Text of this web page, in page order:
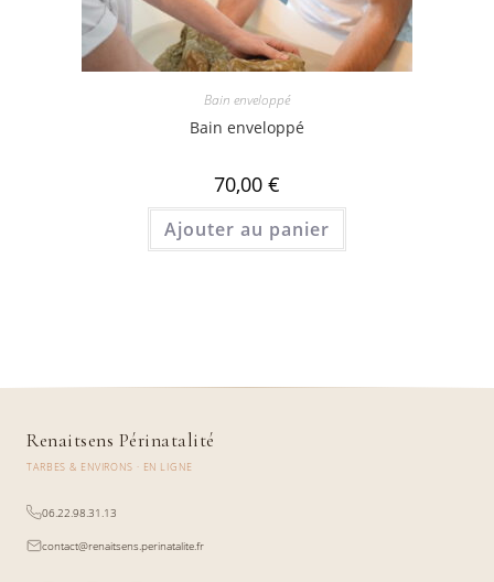
Bain enveloppé
Bain enveloppé
70,00 €
Ajouter au panier
Renaitsens Périnatalité
TARBES & ENVIRONS · EN LIGNE
06.22.98.31.13
contact@renaitsens.perinatalite.fr